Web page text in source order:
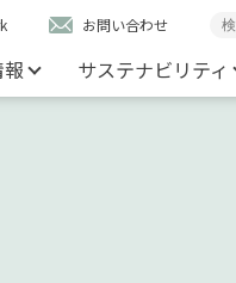
お問い合わせ
サステナビリティ